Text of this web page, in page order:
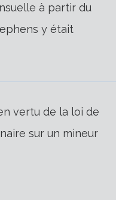
à partir du
y était
vertu de la loi de
sur un mineur